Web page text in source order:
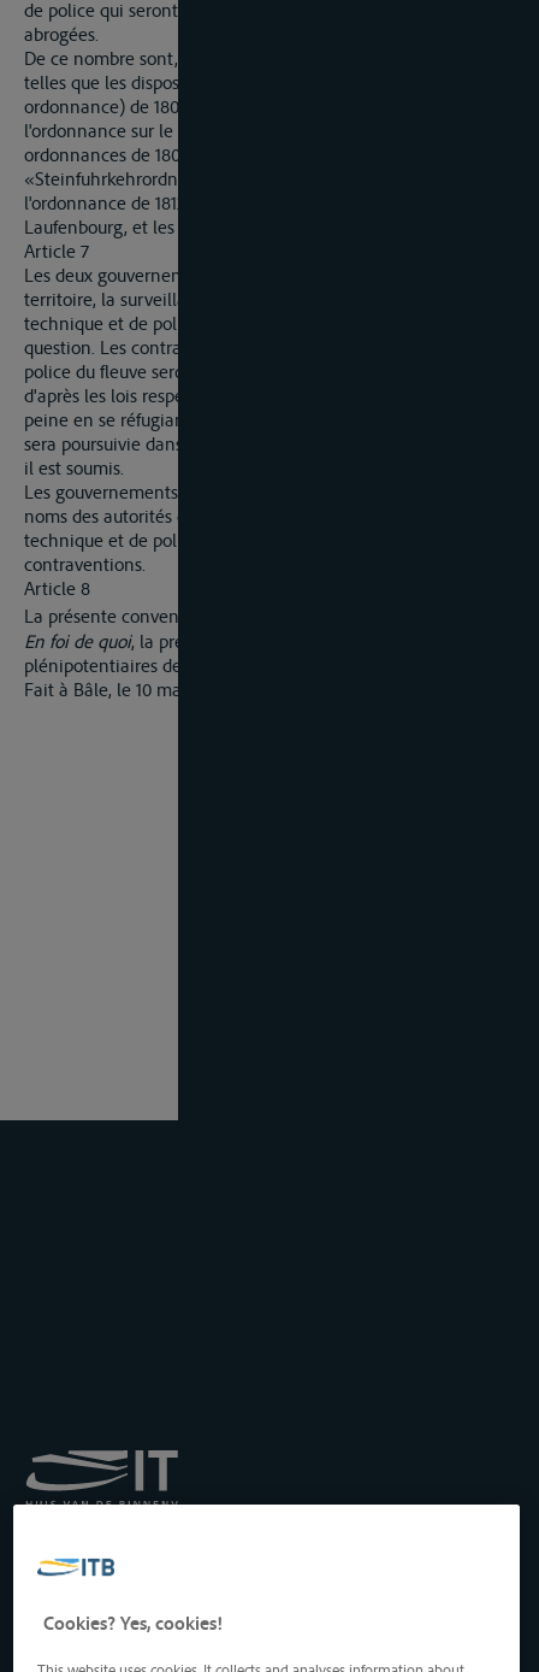
de police qui seront édictées en exécution de celle-ci, soient
abrogées.
De ce nombre sont, entre autres, les anciennes ordonnances,
telles que les dispositions de la «lettre de mai» (nouvelle
ordonnance) de 1808 relatives à la navigation et au flottage,
l'ordonnance sur le flottage (Flosskehrordnung) de 1808, les
ordonnances de 1808 dites «Wochengefährtordnung»,
«Steinfuhrkehrordnung» et «Büchsengeldordnung»,
l'ordonnance de 1812 sur la navigation des bateliers de
Laufenbourg, et les compléments qui y ont été introduits.
Article 7
Les deux gouvernements organiseront, chacun sur son
territoire, la surveillance nécessaire, au point de vue
technique et de police, sur la partie du fleuve dont il est
question. Les contraventions aux prescriptions relatives à la
police du fleuve seront punies par les autorités compétentes
d'après les lois respectives. Si un contrevenant se dérobe à la
peine en se réfugiant dans l'un des Etats, la contravention
sera poursuivie dans l'autre Etat, à la juridiction pénale duquel
il est soumis.
Les gouvernements se communiqueront réciproquement les
noms des autorités qui sont compétentes pour la surveillance
technique et de police, ainsi que pour la répression des
contraventions.
Article 8
La présente convention entrera en vigueur le 1
En foi de quoi, la présente convention a été signée par les
plénipotentiaires des deux Etats, qui y ont apposé leur cachet.
Fait à Bâle, le 10 mai 1879.
Transport by Inland
Drukpersstraat 19
1000 Brussels, Belgium
Tel: +32 2 217 09 67
Cookies? Yes, cookies!